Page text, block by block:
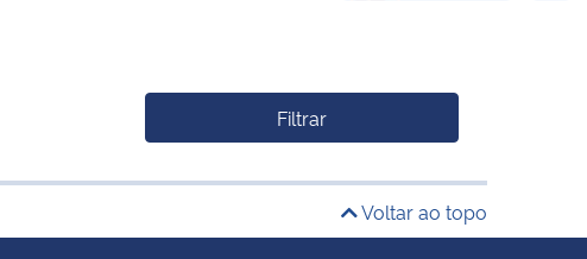
Filtrar
Voltar ao topo